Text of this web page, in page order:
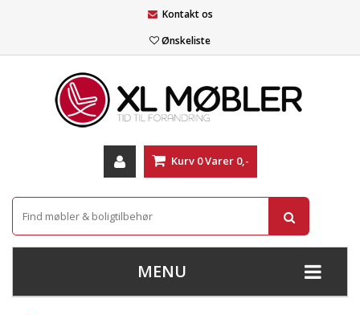
Kontakt os
Ønskeliste
Kurv 0Varer 0,-
MENU